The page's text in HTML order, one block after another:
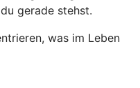
gerade stehst.
was im Leben
ist.